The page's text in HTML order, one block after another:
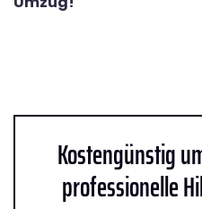
Kostengünstig
professionelle